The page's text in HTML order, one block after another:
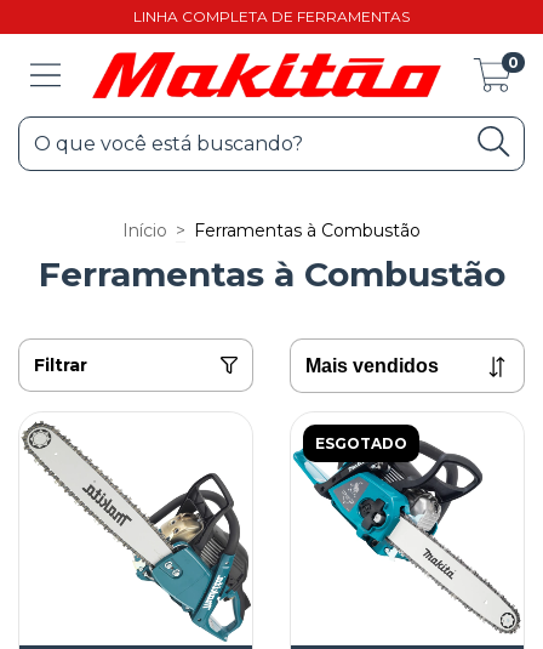
LINHA COMPLETA DE FERRAMENTAS
0
Início > Ferramentas à Combustão
Ferramentas à Combustão
Filtrar
ESGOTADO